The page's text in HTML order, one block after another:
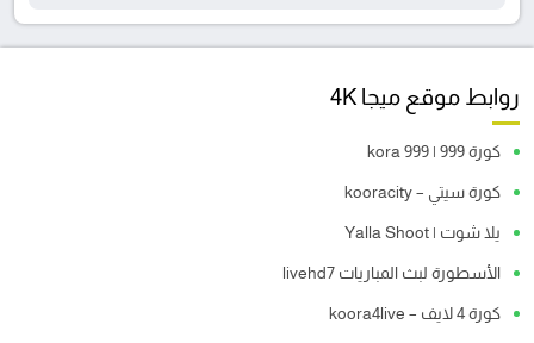
روابط موقع ميجا 4K
كورة 999 | kora 999
كورة سيتي – kooracity
يلا شوت | Yalla Shoot
الأسطورة لبث المباريات livehd7
كورة 4 لايف – koora4live